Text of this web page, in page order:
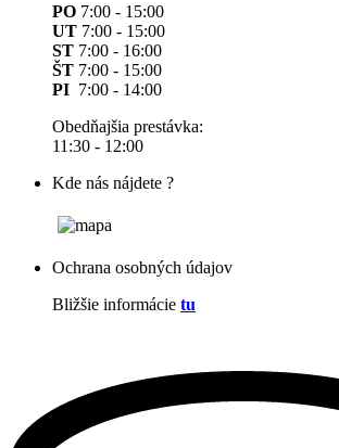
PO 7:00 - 15:00
UT 7:00 - 15:00
ST 7:00 - 16:00
ŠT 7:00 - 15:00
PI 7:00 - 14:00
Obedňajšia prestávka:
11:30 - 12:00
Kde nás nájdete ?
Ochrana osobných údajov
Bližšie informácie tu